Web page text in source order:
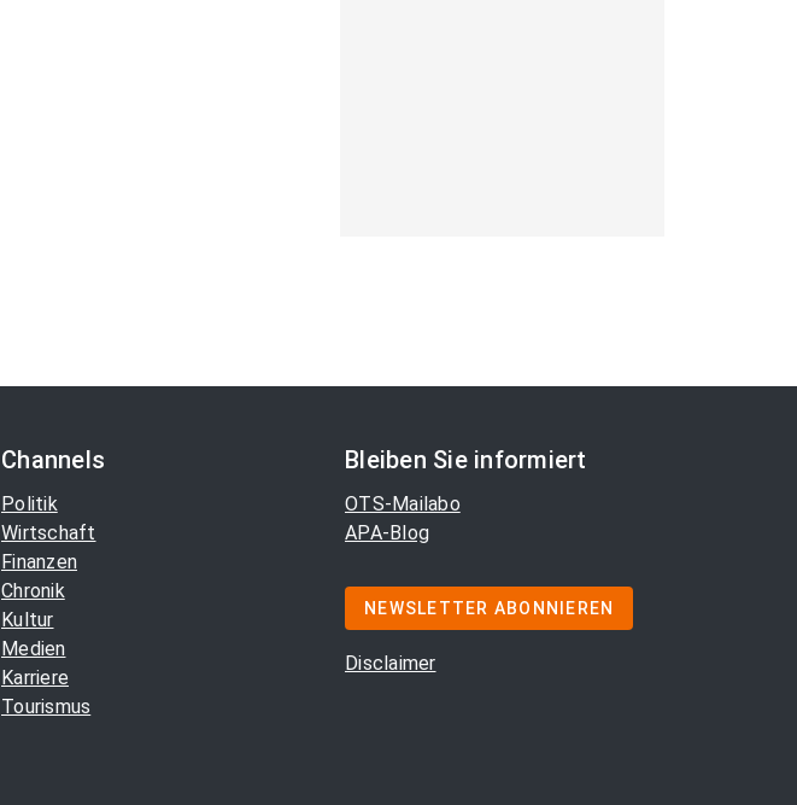
Channels
Politik
Wirtschaft
Finanzen
Chronik
Kultur
Medien
Karriere
Tourismus
Bleiben Sie informiert
OTS-Mailabo
APA-Blog
NEWSLETTER ABONNIEREN
Disclaimer